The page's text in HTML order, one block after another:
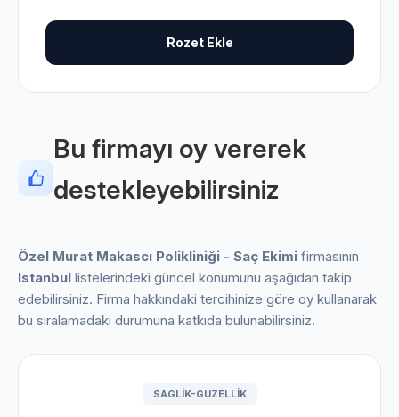
Rozet Ekle
Bu firmayı oy vererek
destekleyebilirsiniz
Özel Murat Makascı Polikliniği - Saç Ekimi firmasının
Istanbul listelerindeki güncel konumunu aşağıdan takip
edebilirsiniz. Firma hakkındaki tercihinize göre oy kullanarak
bu sıralamadaki durumuna katkıda bulunabilirsiniz.
SAGLIK-GUZELLIK